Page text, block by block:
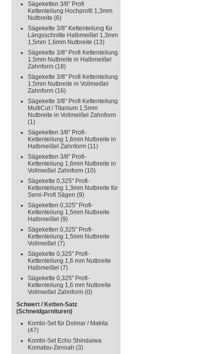
Sägeketten 3/8" Profi
Kettenteilung Hochprofil 1,3mm
Nutbreite (6)
Sägekette 3/8" Kettenteilung für
Längsschnitte Halbmeißel 1,3mm
1,5mm 1,6mm Nutbreite (13)
Sägekette 3/8" Profi Kettenteilung
1,5mm Nutbreite in Halbmeißel
Zahnform (18)
Sägekette 3/8" Profi Kettenteilung
1,5mm Nutbreite in Vollmeißel
Zahnform (16)
Sägekette 3/8" Profi Kettenteilung
MultiCut / Titanium 1,5mm
Nutbreite in Vollmeißel Zahnform
(1)
Sägeketten 3/8" Profi-
Kettenteilung 1,6mm Nutbreite in
Halbmeißel Zahnform (11)
Sägeketten 3/8" Profi-
Kettenteilung 1,6mm Nutbreite in
Vollmeißel Zahnform (10)
Sägekette 0,325" Profi-
Kettenteilung 1,3mm Nutbreite für
Semi-Profi Sägen (9)
Sägeketten 0,325" Profi-
Kettenteilung 1,5mm Nutbreite
Halbmeißel (9)
Sägeketten 0,325" Profi-
Kettenteilung 1,5mm Nutbreite
Vollmeißel (7)
Sägekette 0,325" Profi-
Kettenteilung 1,6 mm Nutbreite
Halbmeißel (7)
Sägekette 0,325" Profi-
Kettenteilung 1,6 mm Nutbreite
Vollmeißel Zahnform (0)
Schwert / Ketten-Satz
(Schneidgarnituren)
Kombi-Set für Dolmar / Makita
(47)
Kombi-Set Echo Shindaiwa
Komatsu-Zenoah (3)